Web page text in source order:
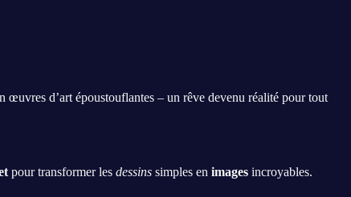
œuvres d’art époustouflantes – un rêve devenu réalité pour tout
pour transformer les dessins simples en images incroyables.